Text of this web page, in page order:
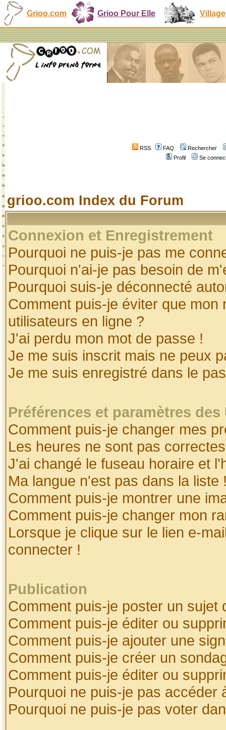
Grioo.com Grioo Pour Elle Village
RSS FAQ
Rechercher
Profil
Se
grioo.com Index du Forum
Connexion et Enregistrement
Pourquoi ne puis-je pas me
Pourquoi n'ai-je pas besoin de
Pourquoi suis-je déconnecté
Comment puis-je éviter que
utilisateurs en ligne ?
J'ai perdu mon mot de passe !
Je me suis inscrit mais ne peux
Je me suis enregistré dans le
Préférences et paramètres
Comment puis-je changer mes
Les heures ne sont pas
J'ai changé le fuseau horaire et
Ma langue n'est pas dans la liste
Comment puis-je montrer une
Comment puis-je changer mon
Lorsque je clique sur le lien e-
connecter !
Publication
Comment puis-je poster un sujet
Comment puis-je éditer ou
Comment puis-je ajouter une
Comment puis-je créer un
Comment puis-je éditer ou
Pourquoi ne puis-je pas accéder
Pourquoi ne puis-je pas voter